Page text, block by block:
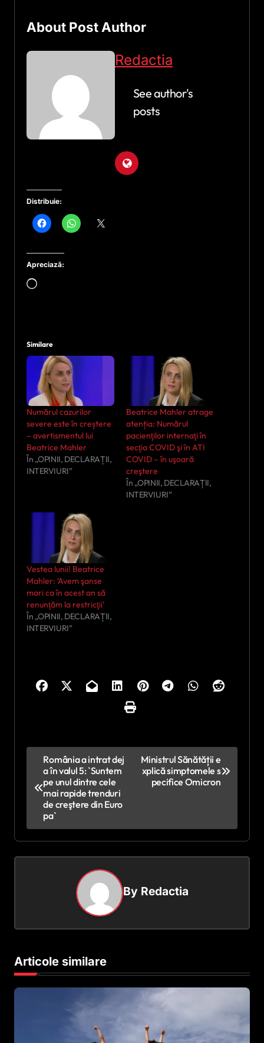
About Post Author
Redactia
See author's
posts
Distribuie:
Apreciază:
Încarc...
Similare
Numărul cazurilor
severe este în creștere
– avertismentul lui
Beatrice Mahler
În „OPINII, DECLARAȚII,
INTERVIURI”
Beatrice Mahler atrage
atenția: Numărul
pacienţilor internaţi în
secţia COVID şi în ATI
COVID – în uşoară
creştere
În „OPINII, DECLARAȚII,
INTERVIURI”
Vestea lunii! Beatrice
Mahler: ‘Avem şanse
mari ca în acest an să
renunţăm la restricţii’
În „OPINII, DECLARAȚII,
INTERVIURI”
g
a
n
r
t
România a intrat dej
a în valul 5: `Suntem
pe unul dintre cele
mai rapide trenduri
de creştere din Euro
pa`
Ministrul Sănătății e
xplică simptomele s
pecifice Omicron
By Redactia
Articole similare